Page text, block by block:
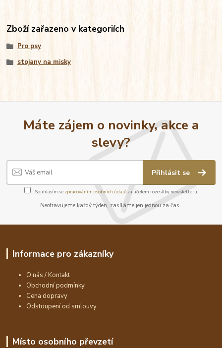
Zboží zařazeno v kategoriích
Pro psy
stojany na misky
Máte zájem o novinky, akce a
slevy?
Přihlásit se
Souhlasím se zpracováním osobních údajůza účelem rozesílky newsletteru.
Neotravujeme každý týden, zasíláme jen jednou za čas.
Informace pro zákazníky
O nás / Kontakt
Obchodní podmínky
Cena dopravy
Odstoupení od smlouvy
Místo osobního převzetí